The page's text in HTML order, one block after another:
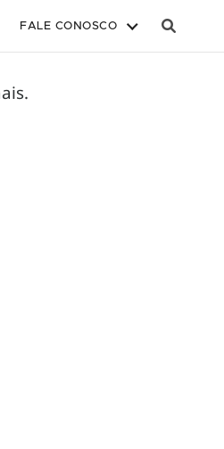
FALE CONOSCO